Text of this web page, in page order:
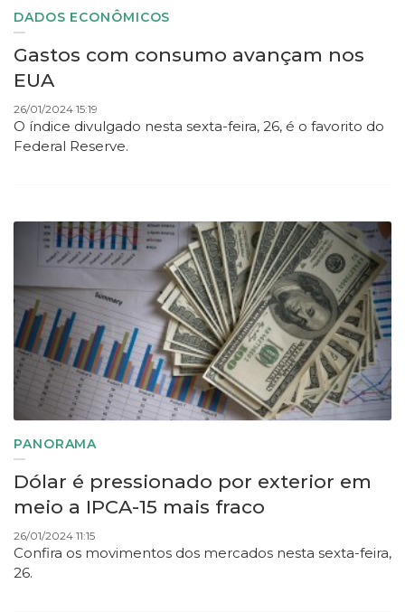
DADOS ECONÔMICOS
Gastos com consumo avançam nos
EUA
26/01/2024 15:19
O índice divulgado nesta sexta-feira, 26, é o favorito do
Federal Reserve.
PANORAMA
Dólar é pressionado por exterior em
meio a IPCA-15 mais fraco
26/01/2024 11:15
Confira os movimentos dos mercados nesta sexta-feira,
26.